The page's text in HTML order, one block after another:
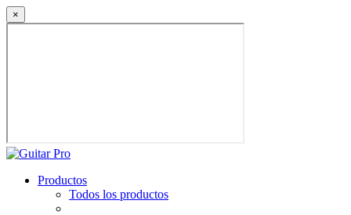
×
Productos
Todos los productos